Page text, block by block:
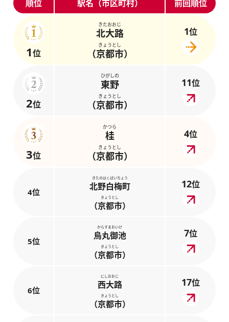
順位 駅名（市区町村） 前回順位
1位
きたおおじ
北大路
きょうとし
（京都市）
1位
2位
ひがしの
東野
きょうとし
（京都市）
11位
3位
かつら
桂
きょうとし
（京都市）
4位
4位
きたのはくばいちょう
北野白梅町
きょうとし
（京都市）
12位
5位
からすまおいけ
烏丸御池
きょうとし
（京都市）
7位
6位
にしおおじ
西大路
きょうとし
（京都市）
17位